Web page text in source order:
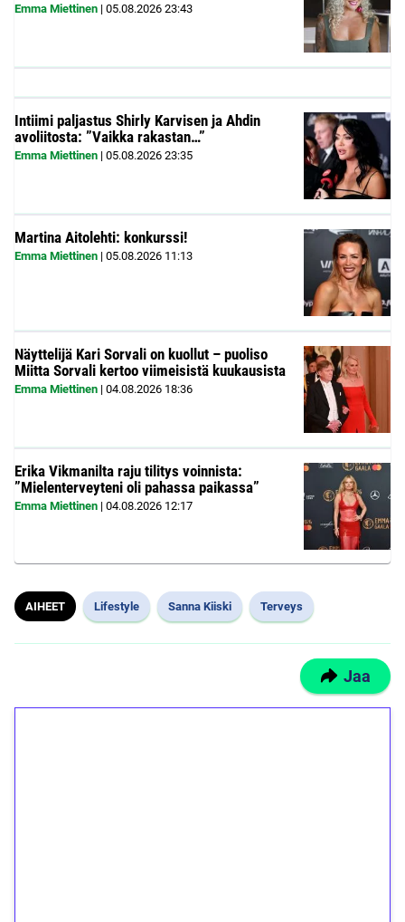
Emma Miettinen | 05.08.2026 23:43
Intiimi paljastus Shirly Karvisen ja Ahdin
avoliitosta: ”Vaikka rakastan…”
Emma Miettinen | 05.08.2026 23:35
Martina Aitolehti: konkurssi!
Emma Miettinen | 05.08.2026 11:13
Näyttelijä Kari Sorvali on kuollut – puoliso
Miitta Sorvali kertoo viimeisistä kuukausista
Emma Miettinen | 04.08.2026 18:36
Erika Vikmanilta raju tilitys voinnista:
”Mielenterveyteni oli pahassa paikassa”
Emma Miettinen | 04.08.2026 12:17
AIHEET Lifestyle Sanna Kiiski Terveys
Jaa